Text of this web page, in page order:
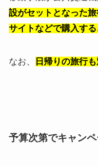
設がセットとなった
サイトなどで購入す
なお、 日帰りの旅行
予算次第でキャン